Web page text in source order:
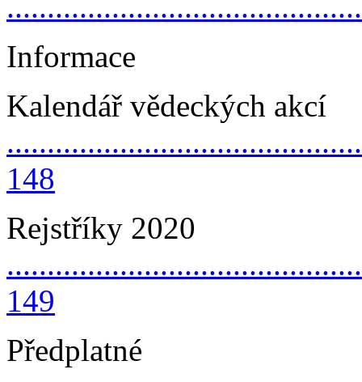
Informace
Kalendář vědeckých akcí
148
Rejstříky 2020
149
Předplatné